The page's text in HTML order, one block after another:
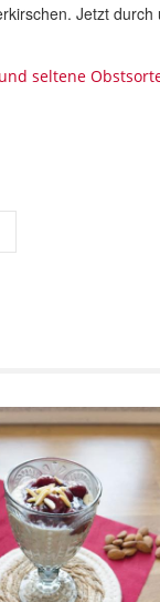
Jetzt durch
seltene